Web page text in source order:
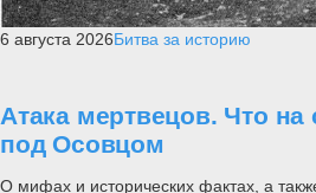
6 августа 2026Битва за историю
Атака мертвецов. Что
под Осовцом
О мифах и исторических фактах, а